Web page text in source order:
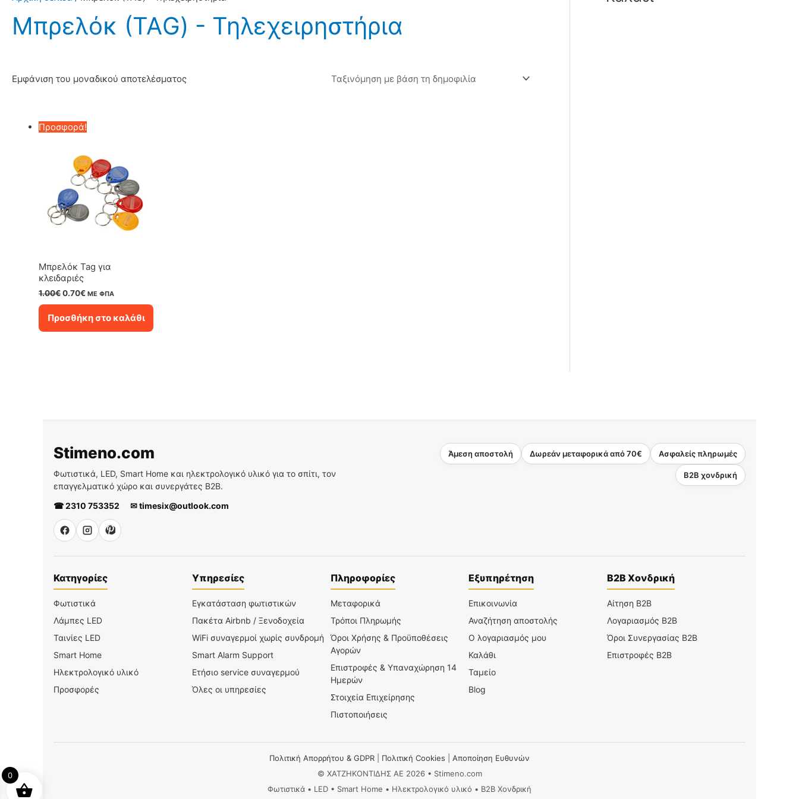
Μπρελόκ (ΤΑG) - Τηλεχειρηστήρια
Εμφάνιση του μοναδικού αποτελέσματος
Προσφορά!
Μπρελόκ Tag για
κλειδαριές
1.00€Original
price
was:
1.00€.
0.70€Η
τρέχουσα
είναι:
0.70€.
ΜΕ ΦΠΑ
Προσθήκη στο καλάθι
Stimeno.com
Φωτιστικά, LED, Smart Home και ηλεκτρολογικό υλικό για το σπίτι, τον
επαγγελματικό χώρο και συνεργάτες B2B.
☎ 2310 753352
✉ timesix@outlook.com
Άμεση αποστολή Δωρεάν μεταφορικά από 70€ Ασφαλείς πληρωμές
B2B χονδρική
Κατηγορίες
Φωτιστικά
Λάμπες LED
Ταινίες LED
Smart Home
Ηλεκτρολογικό υλικό
Προσφορές
Υπηρεσίες
Εγκατάσταση φωτιστικών
Πακέτα Airbnb / Ξενοδοχεία
WiFi συναγερμοί χωρίς συνδρομή
Smart Alarm Support
Ετήσιο service συναγερμού
Όλες οι υπηρεσίες
Πληροφορίες
Μεταφορικά
Τρόποι Πληρωμής
Όροι Χρήσης & Προϋποθέσεις
Αγορών
Επιστροφές & Υπαναχώρηση 14
Ημερών
Στοιχεία Επιχείρησης
Πιστοποιήσεις
Εξυπηρέτηση
Επικοινωνία
Αναζήτηση αποστολής
Ο λογαριασμός μου
Καλάθι
Ταμείο
Blog
B2B Χονδρική
Αίτηση B2B
Λογαριασμός B2B
Όροι Συνεργασίας B2B
Επιστροφές B2B
Πολιτική Απορρήτου & GDPR Πολιτική Cookies
Αποποίηση Ευθυνών
© ΧΑΤΖΗΚΟΝΤΙΔΗΣ ΑΕ 2026 • Stimeno.com
Φωτιστικά • LED • Smart Home • Ηλεκτρολογικό υλικό • B2B Χονδρική
0